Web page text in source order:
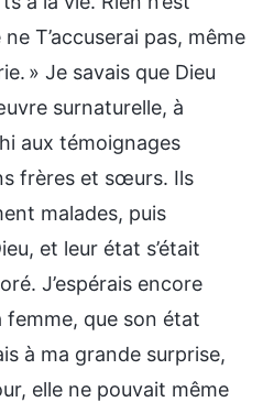
T’accuserai pas, même
» Je savais que Dieu
surnaturelle, à
aux témoignages
frères et sœurs. Ils
malades, puis
et leur état s’était
J’espérais encore
femme, que son état
à ma grande surprise,
elle ne pouvait même